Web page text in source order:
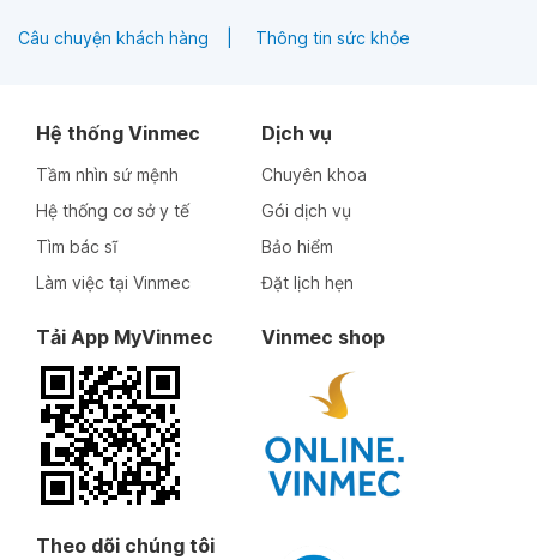
Câu chuyện khách hàng Thông tin sức khỏe
Hệ thống Vinmec
Tầm nhìn sứ mệnh
Hệ thống cơ sở y tế
Tìm bác sĩ
Làm việc tại Vinmec
Dịch vụ
Chuyên khoa
Gói dịch vụ
Bảo hiểm
Đặt lịch hẹn
Tải App MyVinmec Vinmec shop
Theo dõi chúng tôi